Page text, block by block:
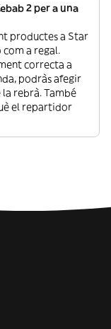
2 per a una
productes a Star
com a regal.
correcta a
podràs afegir
la rebrà. També
el repartidor